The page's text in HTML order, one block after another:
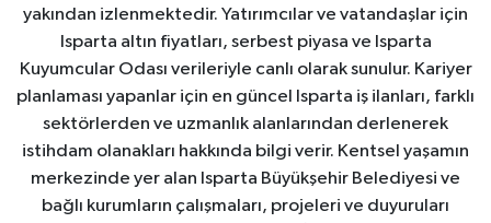
yakından izlenmektedir. Yatırımcılar ve vatandaşlar için
Isparta altın fiyatları, serbest piyasa ve Isparta
Kuyumcular Odası verileriyle canlı olarak sunulur. Kariyer
planlaması yapanlar için en güncel Isparta iş ilanları, farklı
sektörlerden ve uzmanlık alanlarından derlenerek
istihdam olanakları hakkında bilgi verir. Kentsel yaşamın
merkezinde yer alan Isparta Büyükşehir Belediyesi ve
bağlı kurumların çalışmaları, projeleri ve duyuruları